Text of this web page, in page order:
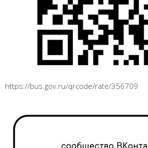
https://bus.gov.ru/qrcode/rate/356709